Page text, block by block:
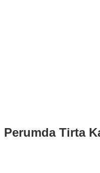
Perumda Tirta